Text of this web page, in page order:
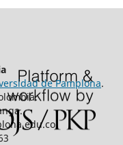
de Pamplona.